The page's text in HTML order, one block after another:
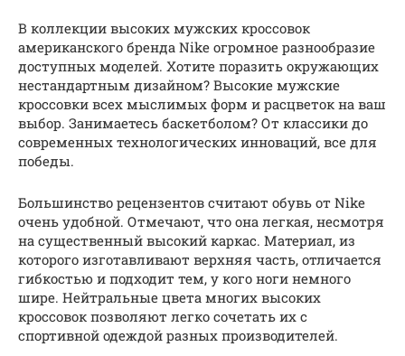
В коллекции высоких мужских кроссовок
американского бренда Nike огромное разнообразие
доступных моделей. Хотите поразить окружающих
нестандартным дизайном? Высокие мужские
кроссовки всех мыслимых форм и расцветок на ваш
выбор. Занимаетесь баскетболом? От классики до
современных технологических инноваций, все для
победы.
Большинство рецензентов считают обувь от Nike
очень удобной. Отмечают, что она легкая, несмотря
на существенный высокий каркас. Материал, из
которого изготавливают верхняя часть, отличается
гибкостью и подходит тем, у кого ноги немного
шире. Нейтральные цвета многих высоких
кроссовок позволяют легко сочетать их с
спортивной одеждой разных производителей.